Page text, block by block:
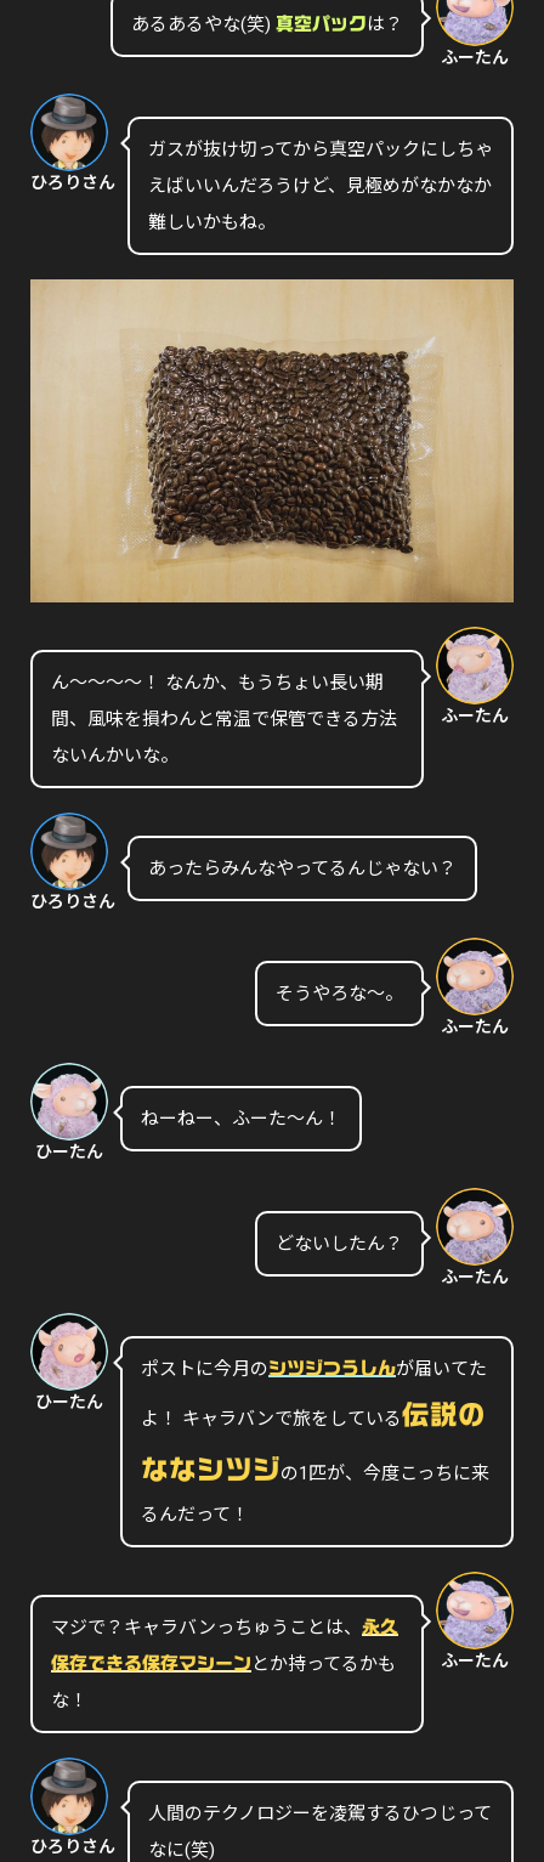
あるあるやな(笑)真空パック は？
ふーたん
ひろりさん
ガスが抜け切ってから真空パックにしちゃ
えばいいんだろうけど、見極めがなかなか
難しいかもね。
ん〜〜〜〜！ なんか、もうちょい長い期
間、風味を損わんと常温で保管できる方法
ないんかいな。
ふーたん
ひろりさん
あったらみんなやってるんじゃない？
そうやろな〜。
ふーたん
ひーたん
ねーねー、ふーた〜ん！
どないしたん？
ふーたん
ひーたん
ポストに今月のシツジつうしんが届いてた
よ！ キャラバンで旅をしている伝説の
ななシツジの1匹が、今度こっちに来
るんだって！
マジで？キャラバンっちゅうことは、
永久
保存できる保存マシーン とか持ってるかも
な！
ふーたん
ひろりさん
人間のテクノロジーを凌駕するひつじって
なに(笑)